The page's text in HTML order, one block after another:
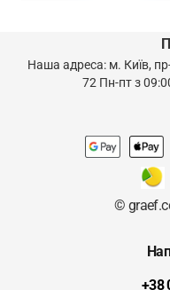
Наша адреса: м. Київ,
72 Пн-пт з
©
+38